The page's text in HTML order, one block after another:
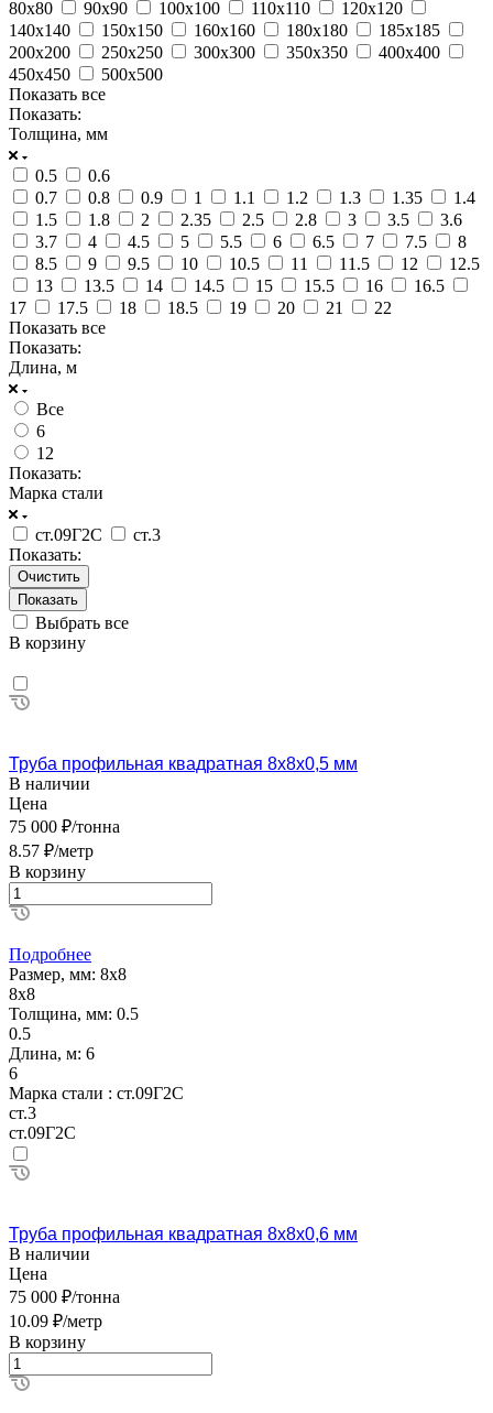
80х80 90х90 100х100 110х110
120х120
140х140
150х150 160х160 180х180
185х185
200х200
250х250 300х300 350х350
400х400
450х450
500х500
Показать все
Показать:
Толщина, мм
0.5
0.6
0.7
0.8 0.9 1 1.1 1.2 1.3 1.35
1.4
1.5
1.8 2 2.35 2.5 2.8 3 3.5
3.6
3.7
4 4.5 5 5.5 6 6.5 7 7.5
8
8.5
9 9.5 10 10.5 11 11.5 12
12.5
13
13.5 14 14.5 15 15.5 16
16.5
17
17.5 18 18.5 19 20 21
22
Показать все
Показать:
Длина, м
Все
6
12
Показать:
Марка стали
ст.09Г2С
ст.3
Показать:
Очистить
Выбрать все
В корзину
Труба профильная квадратная 8х8х0,5 мм
В наличии
Цена
75 000 ₽/тонна
8.57 ₽/метр
В корзину
Подробнее
Размер, мм: 8х8
8х8
Толщина, мм: 0.5
0.5
Длина, м: 6
6
Марка стали : ст.09Г2С
ст.3
ст.09Г2С
Труба профильная квадратная 8х8х0,6 мм
В наличии
Цена
75 000 ₽/тонна
10.09 ₽/метр
В корзину